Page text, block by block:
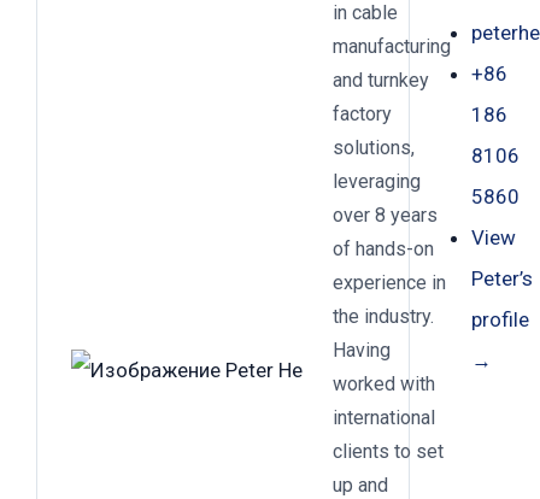
in cable
manufacturing
and turnkey
factory
solutions,
leveraging
over 8 years
of hands-on
experience in
the industry.
Having
worked with
international
clients to set
up and
+86
186
8106
5860
View
Peter’s
profile
→